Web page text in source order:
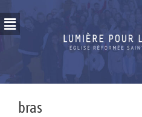
bras